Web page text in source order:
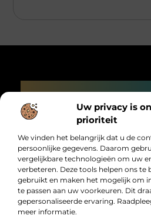
Uw privacy is
prioriteit
We vinden het belangrijk dat u de
persoonlijke gegevens. Daarom
vergelijkbare technologieën om uw
verbeteren. Deze tools helpen ons te
gebruikt en maken het mogelijk om
te passen aan uw voorkeuren. Dit
gepersonaliseerde ervaring.
meer informatie.
Bericht categorie
Digitalk.nl – Ontdek,